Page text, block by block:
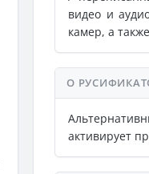
видео и
камер, а
О
активирует